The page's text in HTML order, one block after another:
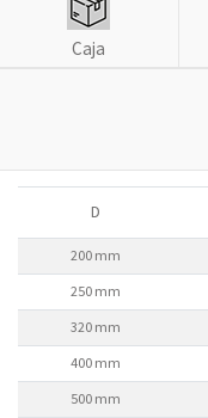
Caja
D
200 mm
250 mm
320 mm
400 mm
500 mm